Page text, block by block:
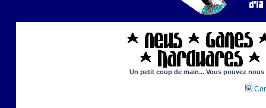
Un petit coup de main... Vous pouvez